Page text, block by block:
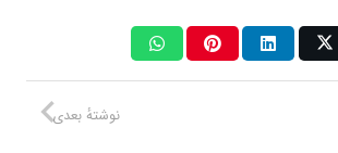
نوشتهٔ بعدی